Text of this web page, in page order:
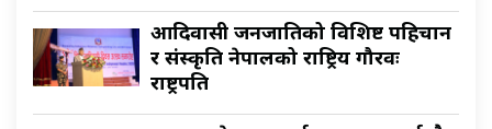
आदिवासी जनजातिको विशिष्ट पहिचान
र संस्कृति नेपालको राष्ट्रिय गौरवः
राष्ट्रपति